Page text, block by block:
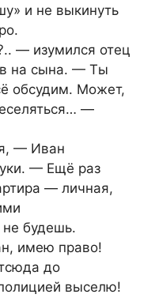
и не выкинуть
— изумился отец
на сына. — Ты
обсудим. Может,
—
— Иван
— Ещё раз
— личная,
будешь.
имею право!
до
выселю!